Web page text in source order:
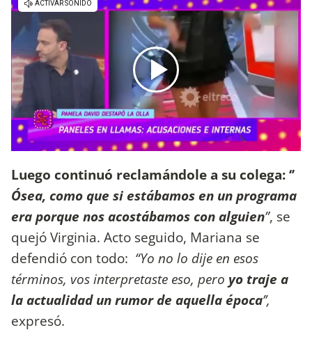
Luego continuó reclamándole a su colega: ‘’
Ósea, como que si estábamos en un programa
era porque nos acostábamos con alguien”, se
quejó Virginia. Acto seguido, Mariana se
defendió con todo: “Yo no lo dije en esos
términos, vos interpretaste eso, pero yo traje a
la actualidad un rumor de aquella época’’,
expresó.